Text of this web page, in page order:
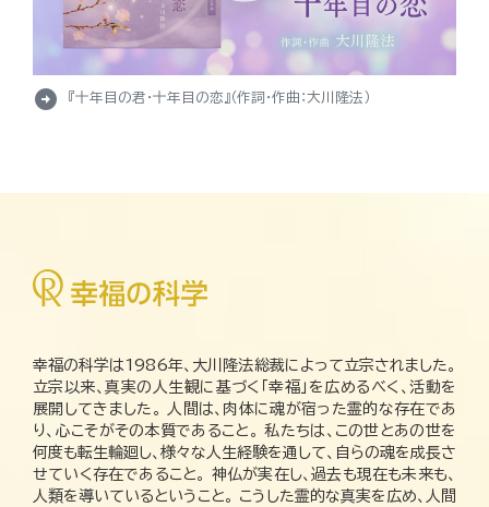
arrow_circle_right 『十年目の君・十年目の恋』（作詞・作曲：大川隆法）
幸福の科学は1986年、大川隆法総裁によって立宗されました。
立宗以来、真実の人生観に基づく「幸福」を広めるべく、活動を
展開してきました。 人間は、肉体に魂が宿った霊的な存在であ
り、心こそがその本質であること。 私たちは、この世とあの世を
何度も転生輪廻し、様々な人生経験を通して、自らの魂を成長さ
せていく存在であること。 神仏が実在し、過去も現在も未来も、
人類を導いているということ。 こうした霊的な真実を広め、人間